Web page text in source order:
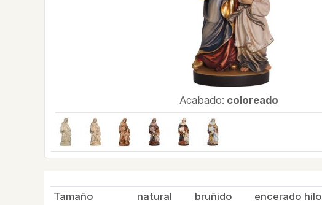
Acabado: coloreado
Tamaño natural bruñido
encerado hilo